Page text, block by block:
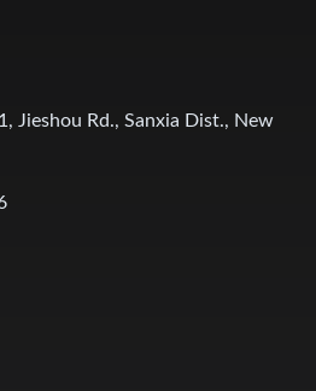
Jieshou Rd., Sanxia Dist., New